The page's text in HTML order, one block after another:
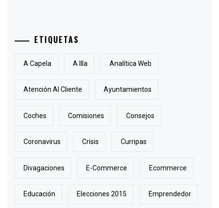
ETIQUETAS
A Capela A Illa Analítica Web
Atención Al Cliente Ayuntamientos
Coches Comisiones Consejos
Coronavirus Crisis Curripas
Divagaciones E-Commerce Ecommerce
Educación Elecciones 2015 Emprendedor